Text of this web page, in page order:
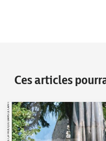
Ces articles